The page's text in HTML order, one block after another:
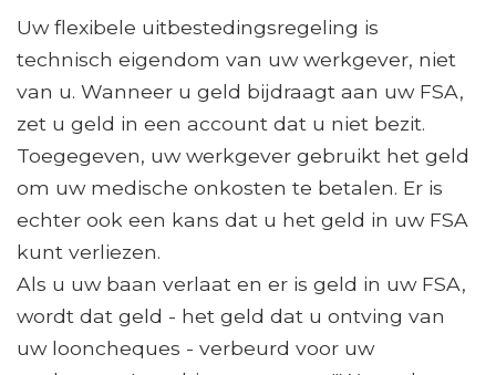
Uw flexibele uitbestedingsregeling is
technisch eigendom van uw werkgever, niet
van u. Wanneer u geld bijdraagt ​​aan uw FSA,
zet u geld in een account dat u niet bezit.
Toegegeven, uw werkgever gebruikt het geld
om uw medische onkosten te betalen. Er is
echter ook een kans dat u het geld in uw FSA
kunt verliezen.
Als u uw baan verlaat en er is geld in uw FSA,
wordt dat geld - het geld dat u ontving van
uw looncheques - verbeurd voor uw